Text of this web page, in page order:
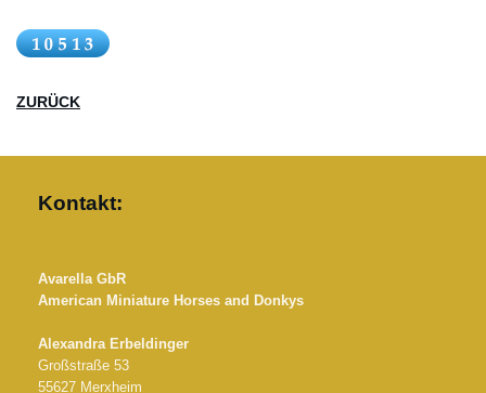
ZURÜCK
Kontakt:
Avarella GbR
American Miniature Horses and Donkys
Alexandra Erbeldinger
Großstraße 53
55627 Merxheim